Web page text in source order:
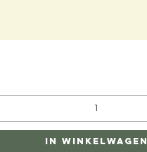
In winkelwagen